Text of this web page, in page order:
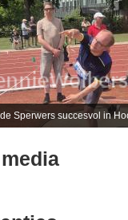
Sperwers succesvol in